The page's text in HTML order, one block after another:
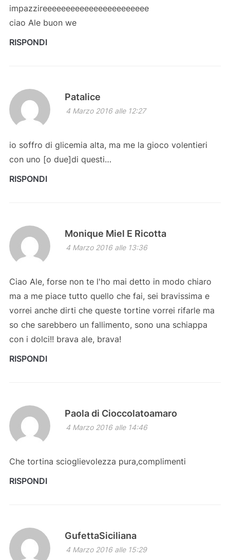
impazzireeeeeeeeeeeeeeeeeeeeeee
ciao Ale buon we
RISPONDI
Patalice
4 Marzo 2016 alle 12:27
io soffro di glicemia alta, ma me la gioco volentieri
con uno [o due]di questi…
RISPONDI
Monique Miel E Ricotta
4 Marzo 2016 alle 13:36
Ciao Ale, forse non te l'ho mai detto in modo chiaro
ma a me piace tutto quello che fai, sei bravissima e
vorrei anche dirti che queste tortine vorrei rifarle ma
so che sarebbero un fallimento, sono una schiappa
con i dolci!! brava ale, brava!
RISPONDI
Paola di Cioccolatoamaro
4 Marzo 2016 alle 14:46
Che tortina scioglievolezza pura,complimenti
RISPONDI
GufettaSiciliana
4 Marzo 2016 alle 15:29